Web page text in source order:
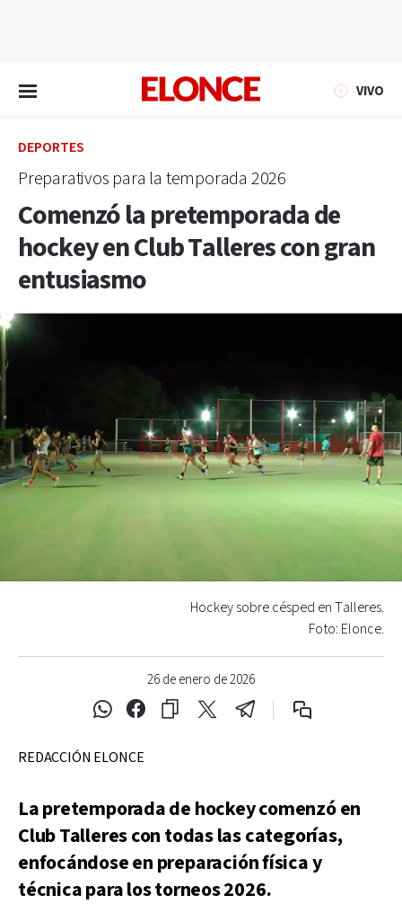
VIVO
DEPORTES
Preparativos para la temporada 2026
Comenzó la pretemporada de
hockey en Club Talleres con gran
entusiasmo
26 de enero de 2026
Hockey sobre césped en Talleres.
Foto: Elonce.
REDACCIÓN ELONCE
La pretemporada de hockey comenzó en
Club Talleres con todas las categorías,
enfocándose en preparación física y
técnica para los torneos 2026.